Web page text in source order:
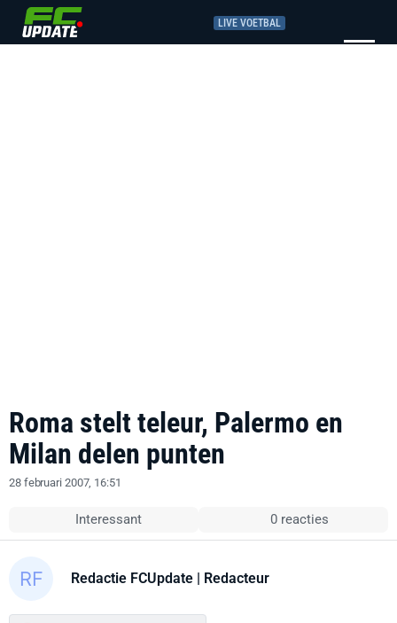
LIVE VOETBAL
Roma stelt teleur, Palermo en
Milan delen punten
28 februari 2007, 16:51
Interessant 0 reacties
Redactie FCUpdate | Redacteur